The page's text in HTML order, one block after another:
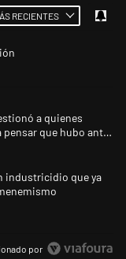
RECIENTES
en los últimos
a Jorge Messi y
a quienes
pensar que hubo anti-
de quiebras y
industricidio que ya
por